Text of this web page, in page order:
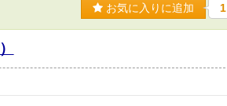
お気に入りに追加 1